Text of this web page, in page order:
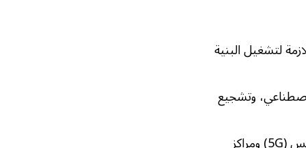
لتشغيل البنية
وتشجيع